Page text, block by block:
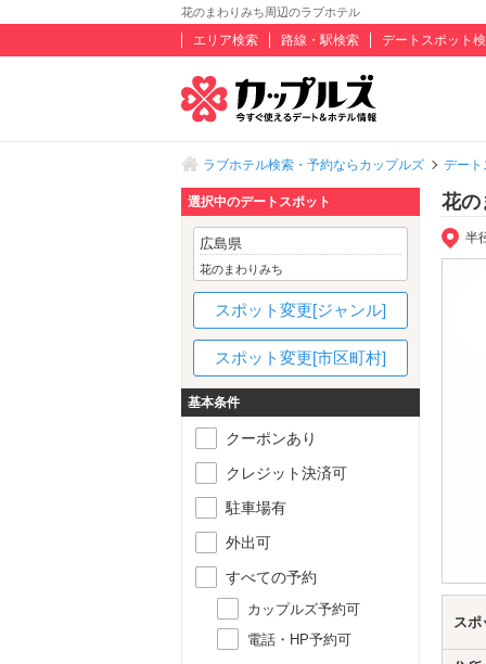
花のまわりみち周辺のラブホテル
エリア検索 路線・駅検索 デートスポット
ラブホテル検索・予約ならカップルズ デート
花の
半
スポ
選択中のデートスポット
広島県
花のまわりみち
スポット変更[ジャンル]
スポット変更[市区町村]
基本条件
クーポンあり
クレジット決済可
駐車場有
外出可
すべての予約
カップルズ予約可
電話・HP予約可